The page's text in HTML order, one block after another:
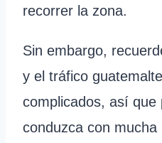
recorrer la zona.
Sin embargo,
y el tráfico
complicados, así que
conduzca con mucha